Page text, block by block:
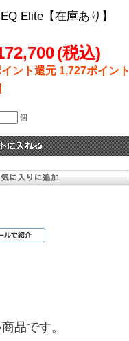
Elite【在庫あり】
(税込)
イント還元 1,727ポイント
個
品です。